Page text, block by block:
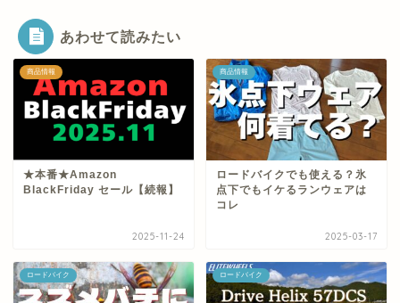
あわせて読みたい
商品情報
★本番★Amazon
BlackFriday セール【続報】
2025-11-24
商品情報
ロードバイクでも使える？氷
点下でもイケるランウェアは
コレ
2025-03-17
ロードバイク ロードバイク